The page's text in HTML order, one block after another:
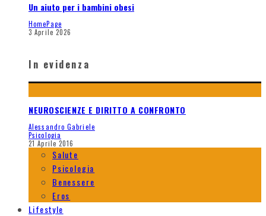
Un aiuto per i bambini obesi
HomePage
3 Aprile 2026
In evidenza
NEUROSCIENZE E DIRITTO A CONFRONTO
Alessandro Gabriele
Psicologia
21 Aprile 2016
Salute
Psicologia
Benessere
Eros
Lifestyle